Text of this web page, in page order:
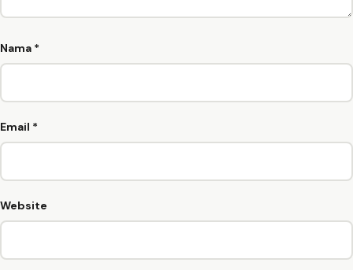
Nama *
Email *
Website